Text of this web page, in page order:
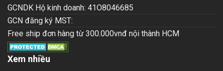
GCNDK Hộ kinh doanh: 41O8046685
GCN đăng ký MST:
Free ship đơn hàng từ 300.000vnđ nội thành HCM
Xem nhiều